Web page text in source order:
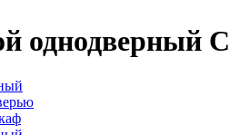
однодверный